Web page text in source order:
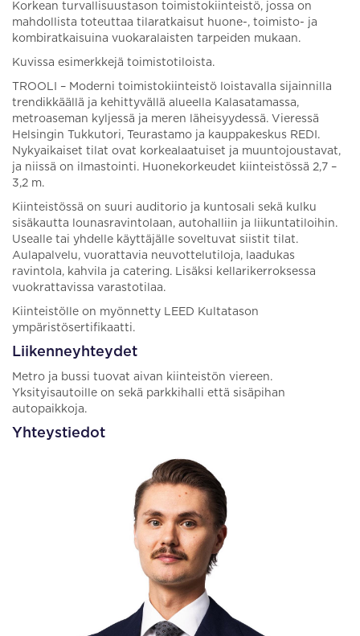
Korkean turvallisuustason toimistokiinteistö, jossa on
mahdollista toteuttaa tilaratkaisut huone-, toimisto- ja
kombiratkaisuina vuokaralaisten tarpeiden mukaan.
Kuvissa esimerkkejä toimistotiloista.
TROOLI – Moderni toimistokiinteistö loistavalla sijainnilla
trendikkäällä ja kehittyvällä alueella Kalasatamassa,
metroaseman kyljessä ja meren läheisyydessä. Vieressä
Helsingin Tukkutori, Teurastamo ja kauppakeskus REDI.
Nykyaikaiset tilat ovat korkealaatuiset ja muuntojoustavat,
ja niissä on ilmastointi. Huonekorkeudet kiinteistössä 2,7 –
3,2 m.
Kiinteistössä on suuri auditorio ja kuntosali sekä kulku
sisäkautta lounasravintolaan, autohalliin ja liikuntatiloihin.
Usealle tai yhdelle käyttäjälle soveltuvat siistit tilat.
Aulapalvelu, vuorattavia neuvottelutiloja, laadukas
ravintola, kahvila ja catering. Lisäksi kellarikerroksessa
vuokrattavissa varastotilaa.
Kiinteistölle on myönnetty LEED Kultatason
ympäristösertifikaatti.
Liikenneyhteydet
Metro ja bussi tuovat aivan kiinteistön viereen.
Yksityisautoille on sekä parkkihalli että sisäpihan
autopaikkoja.
Yhteystiedot